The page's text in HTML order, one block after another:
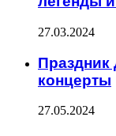
27.03.2024
концерты
27.05.2024